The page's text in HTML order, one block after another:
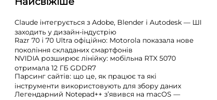
Claude інтегрується з Adobe, Blender і Autodesk — ШІ
заходить у дизайн-індустрію
Razr 70 і 70 Ultra офіційно: Motorola показала нове
покоління складаних смартфонів
NVIDIA розширює лінійку: мобільна RTX 5070
отримала 12 ГБ GDDR7
Парсинг сайтів: що це, як працює та які
інструменти використовують для збору даних
Легендарний Notepad++ з’явився на macOS —